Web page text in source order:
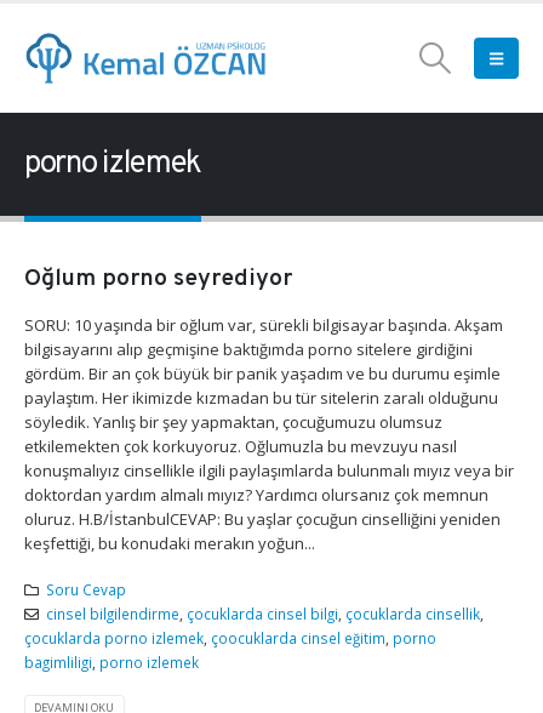
porno izlemek
Oğlum porno seyrediyor
SORU: 10 yaşında bir oğlum var, sürekli bilgisayar başında. Akşam
bilgisayarını alıp geçmişine baktığımda porno sitelere girdiğini
gördüm. Bir an çok büyük bir panik yaşadım ve bu durumu eşimle
paylaştım. Her ikimizde kızmadan bu tür sitelerin zaralı olduğunu
söyledik. Yanlış bir şey yapmaktan, çocuğumuzu olumsuz
etkilemekten çok korkuyoruz. Oğlumuzla bu mevzuyu nasıl
konuşmalıyız cinsellikle ilgili paylaşımlarda bulunmalı mıyız veya bir
doktordan yardım almalı mıyız? Yardımcı olursanız çok memnun
oluruz. H.B/İstanbulCEVAP: Bu yaşlar çocuğun cinselliğini yeniden
keşfettiği, bu konudaki merakın yoğun...
Soru Cevap
cinsel bilgilendirme, çocuklarda cinsel bilgi, çocuklarda cinsellik,
çocuklarda porno izlemek, çoocuklarda cinsel eğitim, porno
bagimliligi, porno izlemek
DEVAMINI OKU